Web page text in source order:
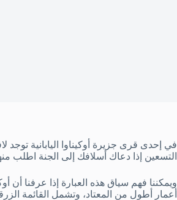
في إحدى قرى جزيرة أوكيناوا اليابانية توجد
التسعين إذا دعاك أسلافك إلى الجنة اطلب
أعمار أطول من المعتاد، وتشمل القائمة